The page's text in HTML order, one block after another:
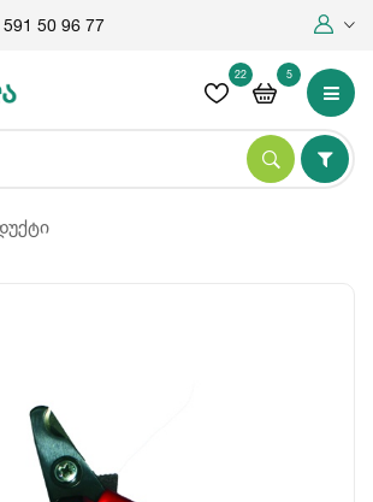
50 96 77
22 5